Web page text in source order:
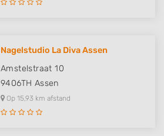
Nagelstudio La Diva Assen
Amstelstraat 10
9406TH Assen
Op 15,93 km afstand